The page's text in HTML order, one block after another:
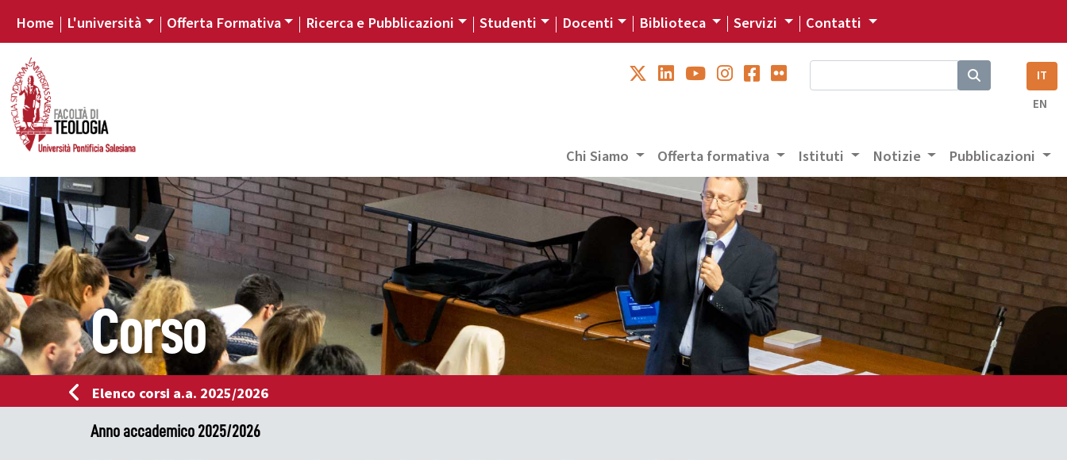
Home L'università Offerta Formativa Ricerca e Pubblicazioni Studenti Docenti Biblioteca Servizi Contatti
IT
EN
Chi Siamo Offerta formativa Istituti Notizie Pubblicazioni
Corso
Elenco corsi a.a. 2025/2026
Anno accademico 2025/2026